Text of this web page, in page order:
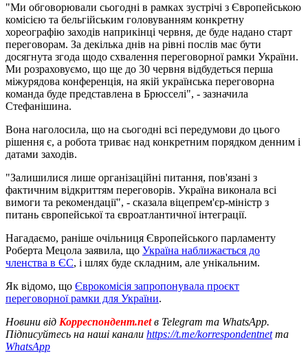
"Ми обговорювали сьогодні в рамках зустрічі з Європейською
комісією та бельгійським головуванням конкретну
хореографію заходів наприкінці червня, де буде надано старт
переговорам. За декілька днів на рівні послів має бути
досягнута згода щодо схвалення переговорної рамки України.
Ми розраховуємо, що ще до 30 червня відбудеться перша
міжурядова конференція, на якій українська переговорна
команда буде представлена в Брюсселі", - зазначила
Стефанішина.
Вона наголосила, що на сьогодні всі передумови до цього
рішення є, а робота триває над конкретним порядком денним і
датами заходів.
"Залишилися лише організаційні питання, пов'язані з
фактичним відкриттям переговорів. Україна виконала всі
вимоги та рекомендації", - сказала віцепрем'єр-міністр з
питань європейської та євроатлантичної інтеграції.
Нагадаємо, раніше очільниця Європейського парламенту
Роберта Мецола заявила, що Україна наближається до
членства в ЄС, і шлях буде складним, але унікальним.
Як відомо, що Єврокомісія запропонувала проєкт
переговорної рамки для України.
Новини від Корреспондент.netв Telegram та WhatsApp.
Підписуйтесь на наші канали https://t.me/korrespondentnetта
WhatsApp